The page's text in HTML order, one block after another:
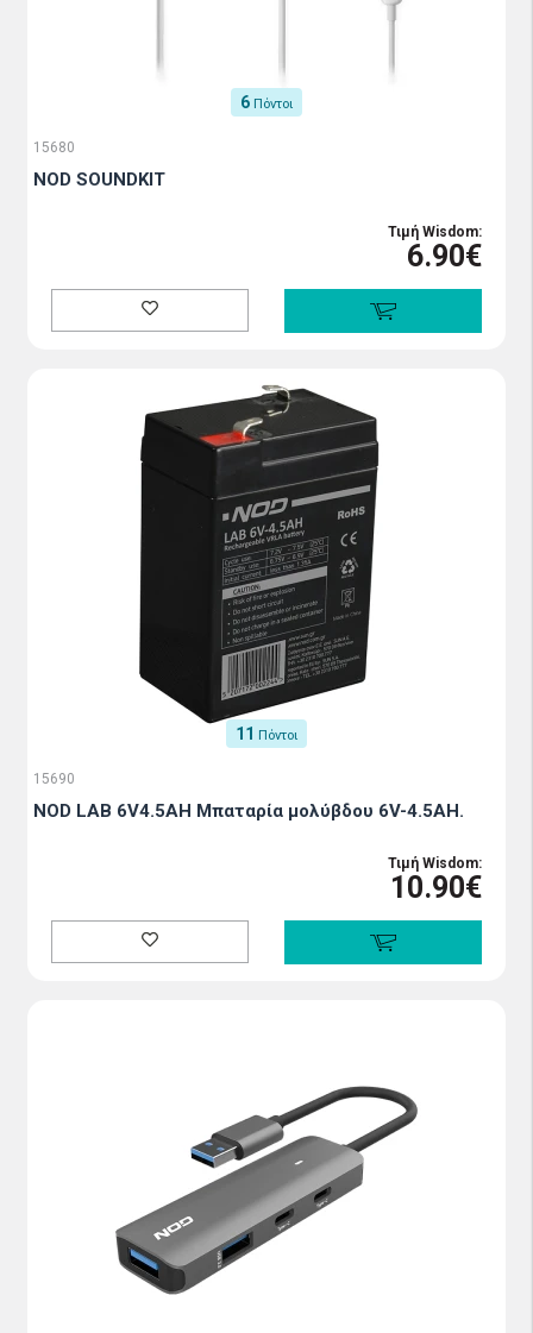
6 Πόντοι
15680
NOD SOUNDKIT
Τιμή Wisdom:
6.90€
11 Πόντοι
15690
NOD LAB 6V4.5AH Μπαταρία μολύβδου 6V-4.5AH.
Τιμή Wisdom:
10.90€